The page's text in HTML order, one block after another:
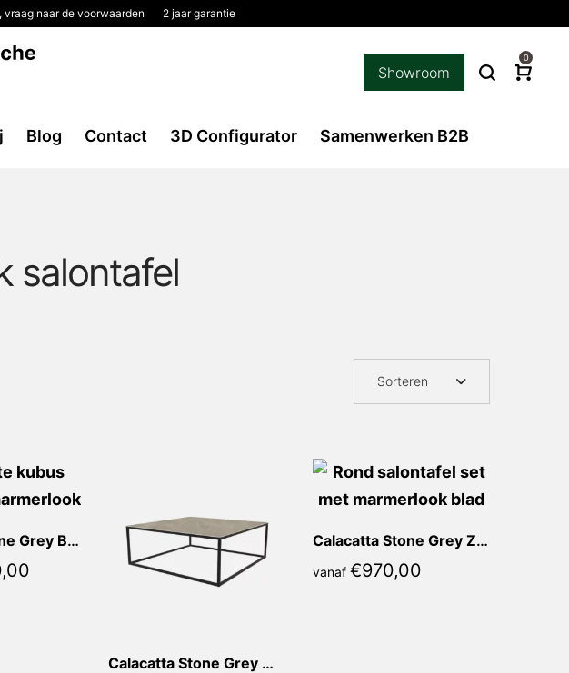
naar de voorwaarden 2 jaar garantie
Showroom
0
Blog Contact 3D Configurator Samenwerken B2B
salontafel
Sorteren
Calacatta Stone Grey Bona Vierkant
Calacatta Stone Grey Marina Vierkant
Calacatta Stone Grey Zoela Rond
vanaf €970,00